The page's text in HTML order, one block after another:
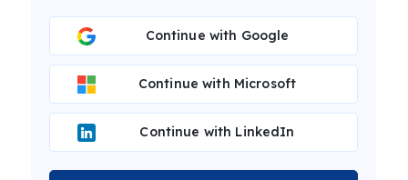
Continue with Google
Continue with Microsoft
Continue with LinkedIn